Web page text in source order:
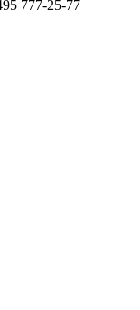
777-25-77